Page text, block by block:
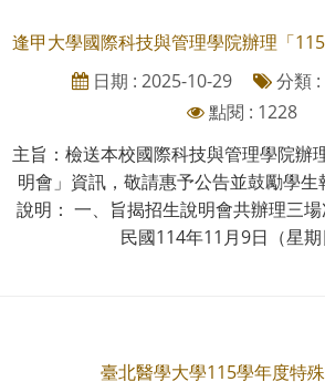
逢甲大學國際科技與管理學院辦理「
日期 : 2025-10-29
分類 :
點閱 : 1228
主旨：檢送本校國際科技與管理學院辦
明會」資訊，敬請惠予公告並鼓勵學生
說明： 一、旨揭招生說明會共辦理三場
民國114年11月9日（星期
臺北醫學大學115學年度特